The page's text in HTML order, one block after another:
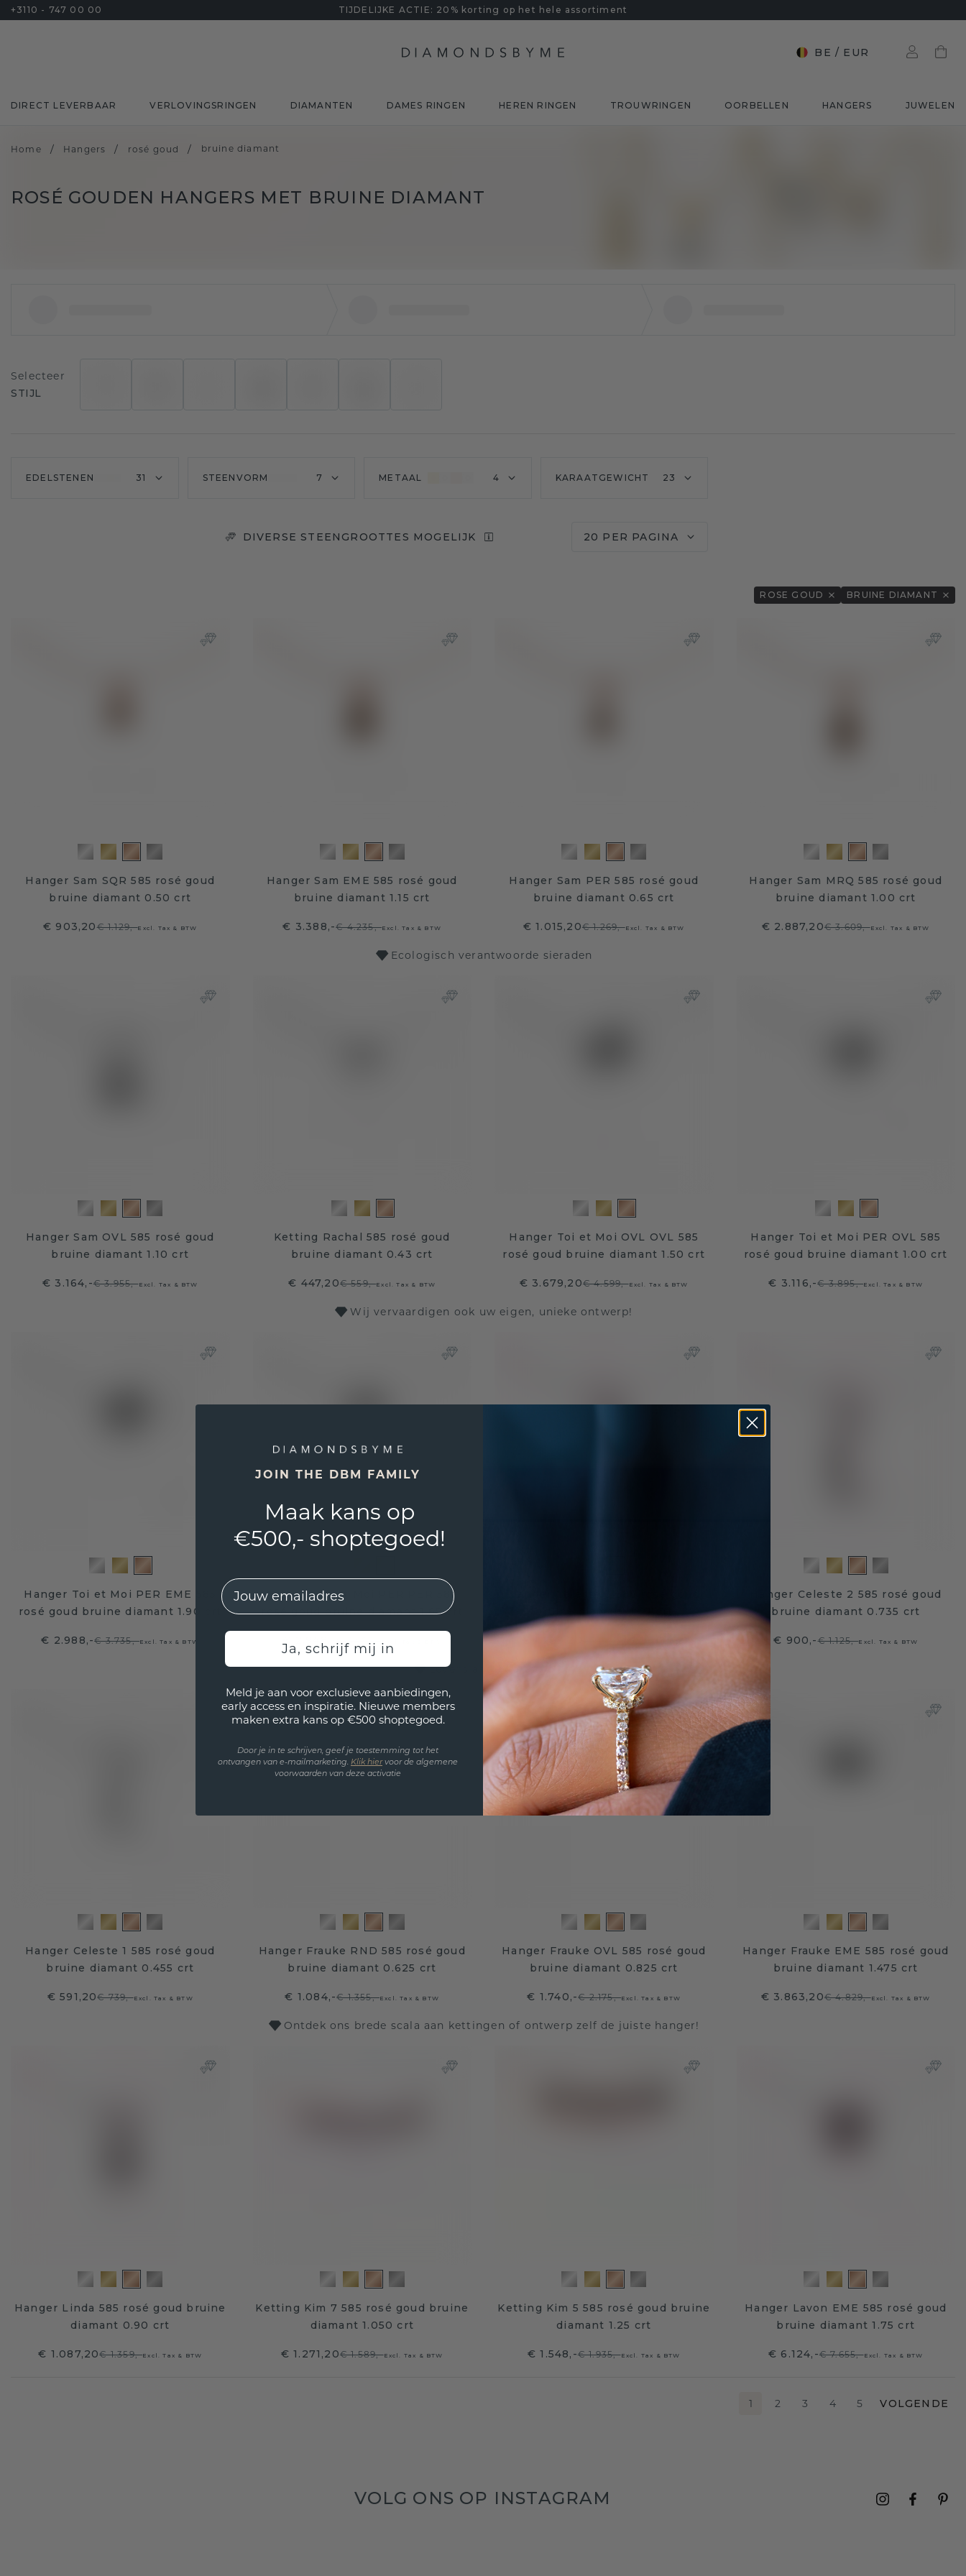
+3110 - 747 00 00 TIJDELIJKE ACTIE: 20% korting op het hele assortiment
BE / EUR
DIRECT LEVERBAAR VERLOVINGSRINGEN DIAMANTEN DAMES RINGEN HEREN RINGEN TROUWRINGEN OORBELLEN HANGERS JUWELEN
Home / Hangers / rosé goud / bruine diamant
ROSÉ GOUDEN HANGERS MET BRUINE DIAMANT
Selecteer
STIJL
EDELSTENEN 31 STEENVORM 7 METAAL 4 KARAATGEWICHT 23
DIVERSE STEENGROOTTES MOGELIJK 20 PER PAGINA
ROSE GOUD BRUINE DIAMANT
Hanger Sam SQR 585 rosé goud
bruine diamant 0.50 crt
€ 903,20€ 1.129,-Excl. Tax & BTW
Hanger Sam EME 585 rosé goud
bruine diamant 1.15 crt
€ 3.388,-€ 4.235,-Excl. Tax & BTW
Hanger Sam PER 585 rosé goud
bruine diamant 0.65 crt
€ 1.015,20€ 1.269,-Excl. Tax & BTW
Hanger Sam MRQ 585 rosé goud
bruine diamant 1.00 crt
€ 2.887,20€ 3.609,-Excl. Tax & BTW
Ecologisch verantwoorde sieraden
Hanger Sam OVL 585 rosé goud
bruine diamant 1.10 crt
€ 3.164,-€ 3.955,-Excl. Tax & BTW
Ketting Rachal 585 rosé goud
bruine diamant 0.43 crt
€ 447,20€ 559,-Excl. Tax & BTW
Hanger Toi et Moi OVL OVL 585
rosé goud bruine diamant 1.50 crt
€ 3.679,20€ 4.599,-Excl. Tax & BTW
Hanger Toi et Moi PER OVL 585
rosé goud bruine diamant 1.00 crt
€ 3.116,-€ 3.895,-Excl. Tax & BTW
Wij vervaardigen ook uw eigen, unieke ontwerp!
Hanger Toi et Moi PER EME 585
rosé goud bruine diamant 1.90 crt
€ 2.988,-€ 3.735,-Excl. Tax & BTW
Hanger Toi et Moi PER PER 585
rosé goud bruine diamant 1.65 crt
bruine diamant 1.01 crt
Hanger Celeste 2 585 rosé goud
bruine diamant 0.735 crt
€ 900,-€ 1.125,-Excl. Tax & BTW
Levenslange garantie
Hanger Celeste 1 585 rosé goud
bruine diamant 0.455 crt
€ 591,20€ 739,-Excl. Tax & BTW
Hanger Frauke RND 585 rosé goud
bruine diamant 0.625 crt
€ 1.084,-€ 1.355,-Excl. Tax & BTW
Hanger Frauke OVL 585 rosé goud
bruine diamant 0.825 crt
€ 1.740,-€ 2.175,-Excl. Tax & BTW
Hanger Frauke EME 585 rosé goud
bruine diamant 1.475 crt
€ 3.863,20€ 4.829,-Excl. Tax & BTW
Ontdek ons brede scala aan kettingen of ontwerp zelf de juiste hanger!
Hanger Linda 585 rosé goud bruine
diamant 0.90 crt
€ 1.087,20€ 1.359,-Excl. Tax & BTW
Ketting Kim 7 585 rosé goud bruine
diamant 1.050 crt
€ 1.271,20€ 1.589,-Excl. Tax & BTW
Ketting Kim 5 585 rosé goud bruine
diamant 1.25 crt
€ 1.548,-€ 1.935,-Excl. Tax & BTW
Hanger Lavon EME 585 rosé goud
bruine diamant 1.75 crt
€ 6.124,-€ 7.655,-Excl. Tax & BTW
1 2 3 4 5 VOLGENDE
VOLG ONS OP INSTAGRAM
JOIN THE DBM FAMILY
Maak kans op
€500,- shoptegoed!
EMail
Ja, schrijf mij in
Meld je aan voor exclusieve aanbiedingen,
early access en inspiratie. Nieuwe members
maken extra kans op €500 shoptegoed.
Door je in te schrijven, geef je toestemming tot het
ontvangen van e-mailmarketing. Klik hiervoor de algemene
voorwaarden van deze activatie